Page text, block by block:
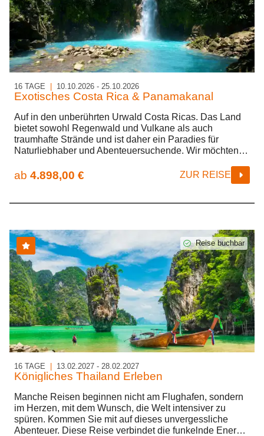
16 TAGE 10.10.2026 - 25.10.2026
Exotisches Costa Rica & Panamakanal
Auf in den unberührten Urwald Costa Ricas. Das Land
bietet sowohl Regenwald und Vulkane als auch
traumhafte Strände und ist daher ein Paradies für
Naturliebhaber und Abenteuersuchende. Wir möchten
die türkisblaue Karibikküste des Geheimtipps in
Mittelamerika erkunden. Neben den tierreichen
Vulkanen ist der Höhepunkt unserer Reise der
bildet Panama mit seinem imposanten Kanal. Eine Fahrt
durch den Panamakanal ist ein unvergessliches
Erlebnis, das sowohl Ingenieurskunst als auch
atemberaubende Natur vereint.
ab 4.898,00 € ZUR REISE
Reise buchbar
16 TAGE | 13.02.2027 - 28.02.2027
Königliches Thailand Erleben
Manche Reisen beginnen nicht am Flughafen, sondern
im Herzen, mit dem Wunsch, die Welt intensiver zu
spüren. Kommen Sie mit auf dieses unvergessliche
Abenteuer. Diese Reise verbindet die funkelnde Energie